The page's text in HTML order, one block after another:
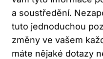
a​ soustředění.‍
tuto jednoduchou
změny ve vašem
⁤máte nějaké ⁤dotazy